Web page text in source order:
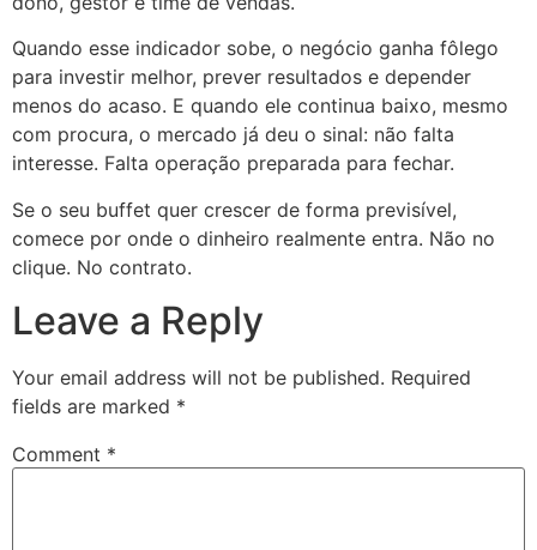
Quando esse indicador sobe, o negócio ganha fôlego
para investir melhor, prever resultados e depender
menos do acaso. E quando ele continua baixo, mesmo
com procura, o mercado já deu o sinal: não falta
interesse. Falta operação preparada para fechar.
Se o seu buffet quer crescer de forma previsível,
comece por onde o dinheiro realmente entra. Não no
clique. No contrato.
Leave a Reply
Your email address will not be published. Required
fields are marked *
Comment *